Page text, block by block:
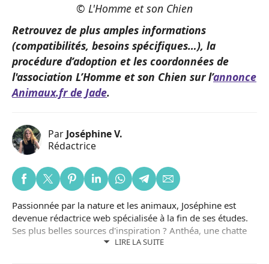
© L'Homme et son Chien
Retrouvez de plus amples informations
(compatibilités, besoins spécifiques…), la
procédure d’adoption et les coordonnées de
l'association L’Homme et son Chien sur l’annonce
Animaux.fr de Jade.
Par Joséphine V.
Rédactrice
LIRE LA SUITE
Passionnée par la nature et les animaux, Joséphine est
devenue rédactrice web spécialisée à la fin de ses études.
Ses plus belles sources d'inspiration ? Anthéa, une chatte
noire adoptée dans un refuge local ; et Lizzy, une chienne